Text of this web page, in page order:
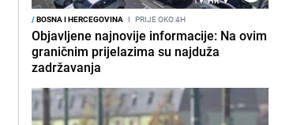
/BOSNA I HERCEGOVINA I PRIJE OKO 4H
Objavljene najnovije informacije: Na ovim
graničnim prijelazima su najduža
zadržavanja